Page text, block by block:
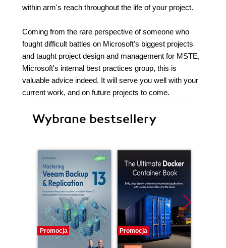
within arm's reach throughout the life of your project.
Coming from the rare perspective of someone who
fought difficult battles on Microsoft's biggest projects
and taught project design and management for MSTE,
Microsoft's internal best practices group, this is
valuable advice indeed. It will serve you well with your
current work, and on future projects to come.
Wybrane bestsellery
Promocja Promocja